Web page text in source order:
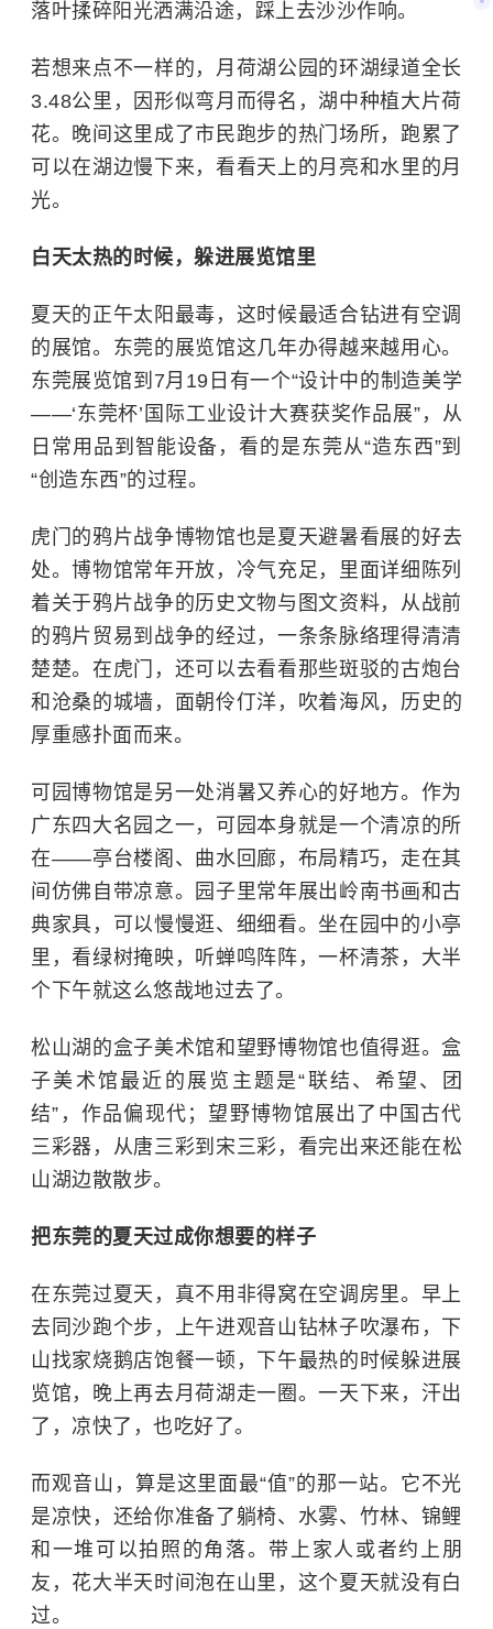
落叶揉碎阳光洒满沿途，踩上去沙沙作响。
若想来点不一样的，月荷湖公园的环湖绿道全长
3.48公里，因形似弯月而得名，湖中种植大片荷
花。晚间这里成了市民跑步的热门场所，跑累了
可以在湖边慢下来，看看天上的月亮和水里的月
光。
白天太热的时候，躲进展览馆里
夏天的正午太阳最毒，这时候最适合钻进有空调
的展馆。东莞的展览馆这几年办得越来越用心。
东莞展览馆到7月19日有一个“设计中的制造美学
——‘东莞杯’国际工业设计大赛获奖作品展”，从
日常用品到智能设备，看的是东莞从“造东西”到
“创造东西”的过程。
虎门的鸦片战争博物馆也是夏天避暑看展的好去
处。博物馆常年开放，冷气充足，里面详细陈列
着关于鸦片战争的历史文物与图文资料，从战前
的鸦片贸易到战争的经过，一条条脉络理得清清
楚楚。在虎门，还可以去看看那些斑驳的古炮台
和沧桑的城墙，面朝伶仃洋 ，吹着海风，历史的
厚重感扑面而来。
可园博物馆是另一处消暑又养心的好地方。作为
广东四大名园之一，可园本身就是一个清凉的所
在——亭台楼阁、曲水回廊，布局精巧，走在其
间仿佛自带凉意。园子里常年展出岭南书画和古
典家具，可以慢慢逛、细细看。坐在园中的小亭
里，看绿树掩映，听蝉鸣阵阵，一杯清茶，大半
个下午就这么悠哉地过去了。
松山湖的盒子美术馆和望野博物馆也值得逛。盒
子美术馆最近的展览主题是“联结、希望、团
结”，作品偏现代；望野博物馆展出了中国古代
三彩器，从唐三彩到宋三彩，看完出来还能在松
山湖边散散步。
把东莞的夏天过成你想要的样子
在东莞过夏天，真不用非得窝在空调房里。早上
去同沙跑个步，上午进观音山钻林子吹瀑布，下
山找家烧鹅店饱餐一顿，下午最热的时候躲进展
览馆，晚上再去月荷湖走一圈。一天下来，汗出
了，凉快了，也吃好了。
而观音山，算是这里面最“值”的那一站。它不光
是凉快，还给你准备了躺椅、水雾、竹林、锦鲤
和一堆可以拍照的角落。带上家人或者约上朋
友，花大半天时间泡在山里，这个夏天就没有白
过。